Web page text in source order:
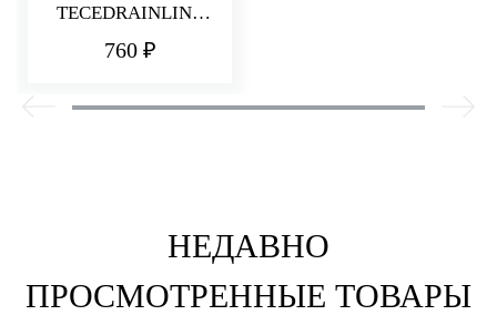
TECEDRAINLINE
660018
760 ₽
НЕДАВНО
ПРОСМОТРЕННЫЕ ТОВАРЫ